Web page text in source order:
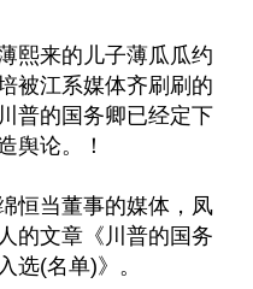
熙来的儿子薄瓜瓜约
被江系媒体齐刷刷的
普的国务卿已经定下
舆论。！
恒当董事的媒体，凤
的文章《川普的国务
选(名单)》。